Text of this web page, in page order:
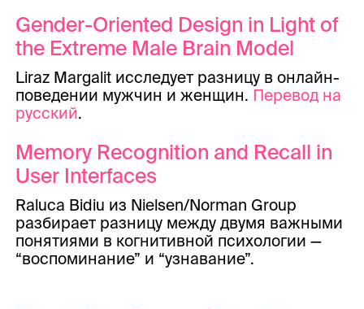
Gender-Oriented Design in Light of
the Extreme Male Brain Model
Liraz Margalit исследует разницу в онлайн-
поведении мужчин и женщин. Перевод на
русский.
Memory Recognition and Recall in
User Interfaces
Raluca Bidiu из Nielsen/Norman Group
разбирает разницу между двумя важными
понятиями в когнитивной психологии —
“воспоминание” и “узнавание”.